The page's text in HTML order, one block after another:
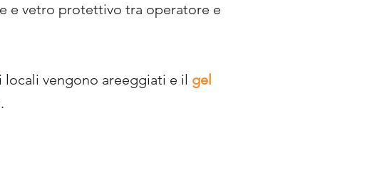
e vetro protettivo tra operatore e
locali vengono areeggiati e il gel